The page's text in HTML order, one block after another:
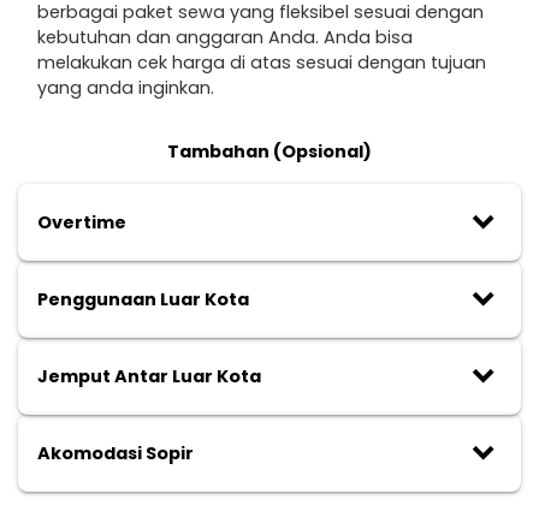
berbagai paket sewa yang fleksibel sesuai dengan
kebutuhan dan anggaran Anda. Anda bisa
melakukan cek harga di atas sesuai dengan tujuan
yang anda inginkan.
Tambahan (Opsional)
Overtime keyboard_arrow_down
Penggunaan Luar Kota keyboard_arrow_down
Jemput Antar Luar Kota keyboard_arrow_down
Akomodasi Sopir keyboard_arrow_down